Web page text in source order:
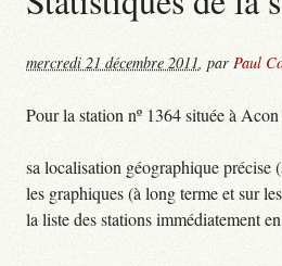
mercredi 21 décembre 2011, par Paul
Pour la station nº 1364 située à
sa localisation géographique précise
les graphiques (à long terme et sur
la liste des stations immédiatement